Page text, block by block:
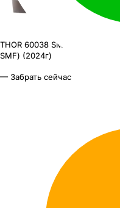
THOR 60038 SMF
АКБ THOR
SMF) (2024г)
— Забрать сейчас